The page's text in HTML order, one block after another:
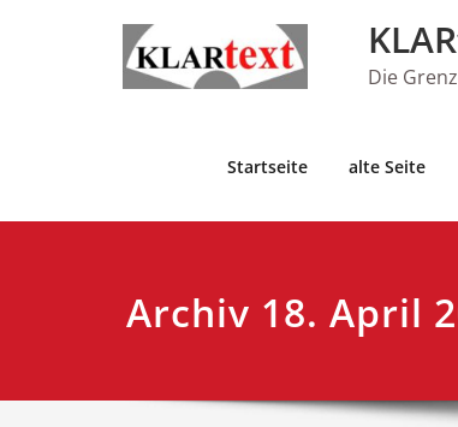
Die
Startseite alte Seite
Archiv 18. April